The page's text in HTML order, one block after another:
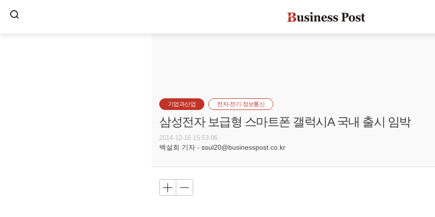
기업과산업 전자·전기·정보통신
삼성전자 보급형 스마트폰 갤럭시A 국내 출시 임박
2014-12-16 15:53:06
백설희 기자 - ssul20@businesspost.co.kr